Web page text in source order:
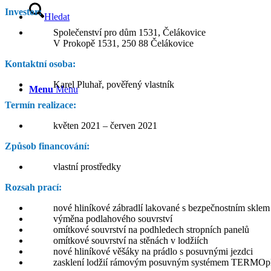
Hledat
Menu Menu
Investor:
Společenství pro dům 1531, Čelákovice
V Prokopě 1531, 250 88 Čelákovice
Kontaktní osoba:
Karel Pluhař, pověřený vlastník
Termín realizace:
květen 2021 – červen 2021
Způsob financování:
vlastní prostředky
Rozsah prací:
nové hliníkové zábradlí lakované s bezpečnostním sklem
výměna podlahového souvrství
omítkové souvrství na podhledech stropních panelů
omítkové souvrství na stěnách v lodžiích
nové hliníkové věšáky na prádlo s posuvnými jezdci
zasklení lodžií rámovým posuvným systémem